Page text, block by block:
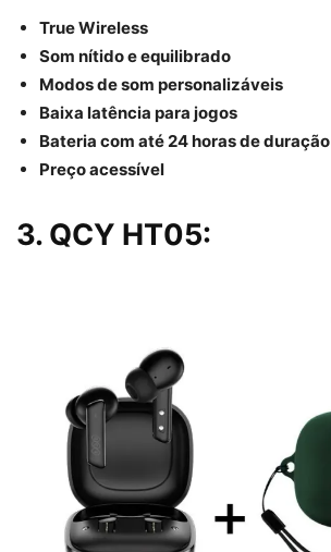
True Wireless
Som nítido e equilibrado
Modos de som personalizáveis
Baixa latência para jogos
Bateria com até 24 horas de duração
Preço acessível
3. QCY HT05: